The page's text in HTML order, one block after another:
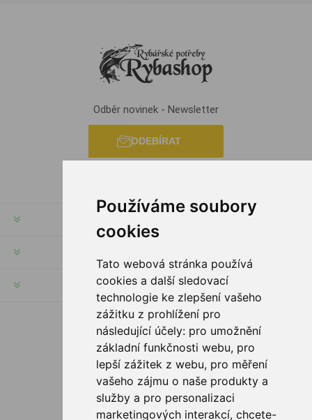
Používáme soubory
cookies
Tato webová stránka používá
cookies a další sledovací
technologie ke zlepšení vašeho
zážitku z prohlížení pro
následující účely: pro umožnění
základní funkčnosti webu, pro
lepší zážitek z webu, pro měření
vašeho zájmu o naše produkty a
služby a pro personalizaci
marketingových interakcí, chcete-
Odběr novinek - Newsletter
ODEBÍRAT
INFORMACE
SLEDUJTE NÁS
MOŽNOSTI PLATBY